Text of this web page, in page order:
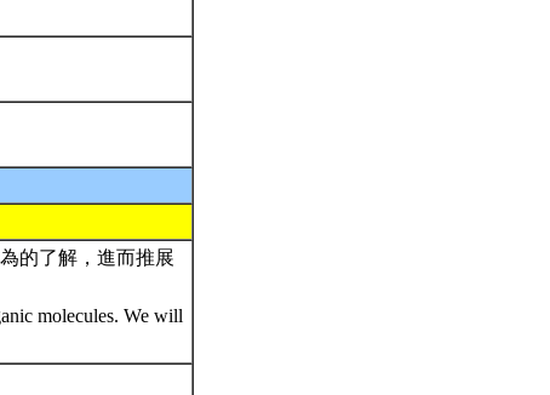
的了解，進而推展
molecules. We will